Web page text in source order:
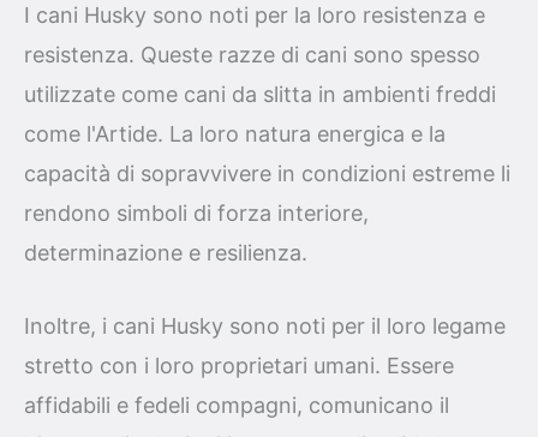
I cani Husky sono noti per la loro resistenza e
resistenza. Queste razze di cani sono spesso
utilizzate come cani da slitta in ambienti freddi
come l'Artide. La loro natura energica e la
capacità di sopravvivere in condizioni estreme li
rendono simboli di forza interiore,
determinazione e resilienza.
Inoltre, i cani Husky sono noti per il loro legame
stretto con i loro proprietari umani. Essere
affidabili e fedeli compagni, comunicano il